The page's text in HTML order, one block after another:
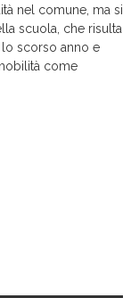
nel comune, ma si
scuola, che risulta
scorso anno e
come